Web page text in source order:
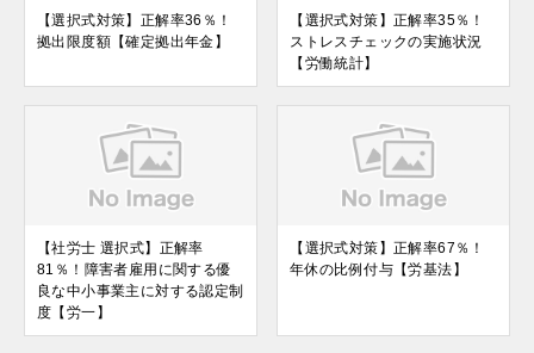
【選択式対策】正解率36％！
拠出限度額【確定拠出年金】
【選択式対策】正解率35％！
ストレスチェックの実施状況
【労働統計】
【社労士 選択式】正解率
81％！障害者雇用に関する優
良な中小事業主に対する認定制
度【労一】
【選択式対策】正解率67％！
年休の比例付与【労基法】